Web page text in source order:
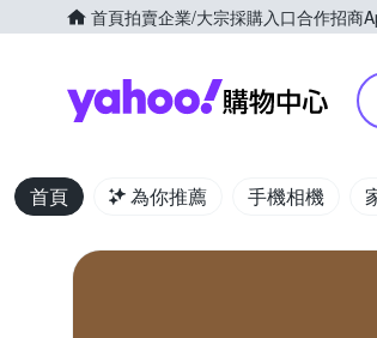
首頁拍賣企業/大宗採購入口合作招商
首頁 為你推薦 手機相機